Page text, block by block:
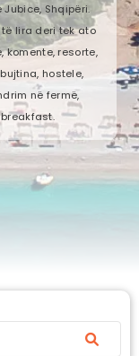
Shqipëri.
lira deri tek ato
komente, resorte,
hostele,
në fermë,